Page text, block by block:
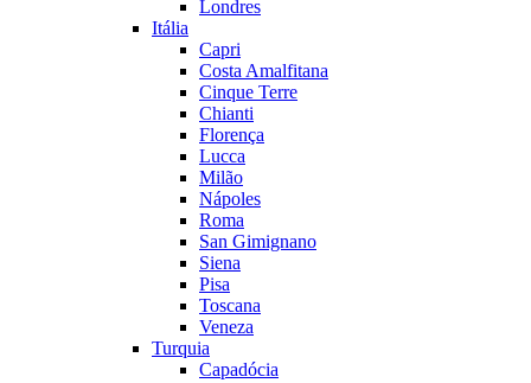
Londres
Itália
Capri
Costa Amalfitana
Cinque Terre
Chianti
Florença
Lucca
Milão
Nápoles
Roma
San Gimignano
Siena
Pisa
Toscana
Veneza
Turquia
Capadócia